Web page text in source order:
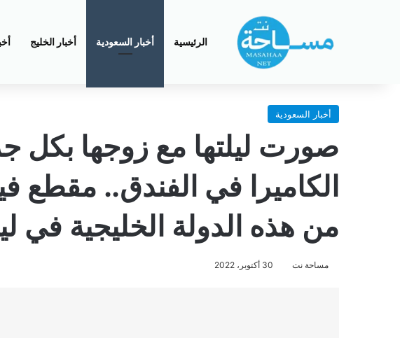
الرئيسية أخبار السعودية أخبار الخليج
أخبار السعودية
صورت ليلتها مع زوجها بكل
الكاميرا في الفندق.. مقطع
من هذه الدولة الخليجية في
مساحة نت 30 أكتوبر، 2022